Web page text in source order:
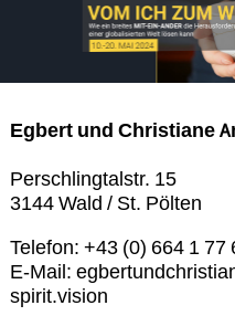
Egbert und Christiane
Perschlingtalstr. 15
3144 Wald / St. Pölten
Telefon: +43 (0) 664 1 77
E-Mail:
spirit.vision